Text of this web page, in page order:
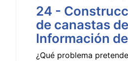
24 -
de canastas
Información
¿Qué problema